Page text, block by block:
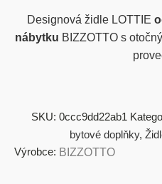
Designová židle LOTTIE
nábytku BIZZOTTO s
SKU: 0ccc9dd22ab1
bytové doplňky,
Výrobce: BIZZOTTO